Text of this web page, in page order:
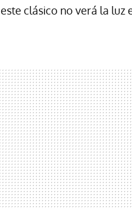
este clásico no verá la luz